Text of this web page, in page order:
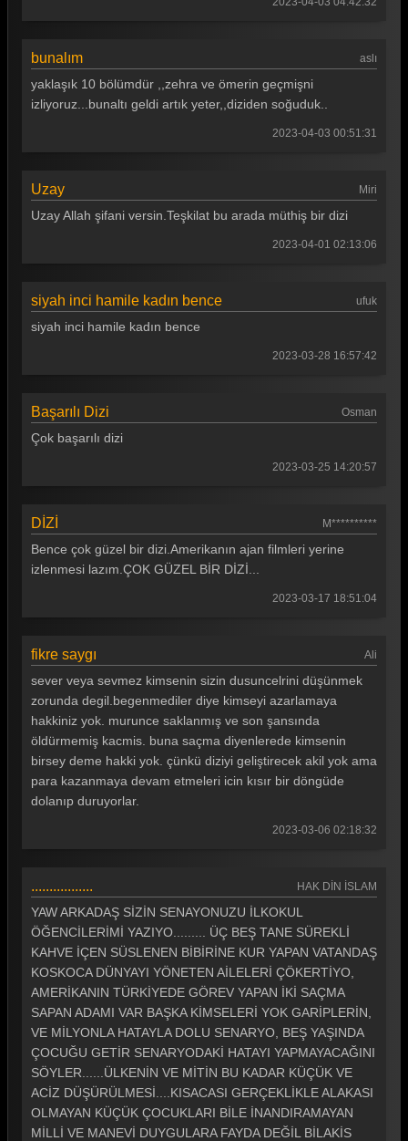
bunalım aslı
yaklaşık 10 bölümdür ,,zehra ve ömerin geçmişni
izliyoruz...bunaltı geldi artık yeter,,diziden soğuduk..
2023-04-03 00:51:31
Uzay Miri
Uzay Allah şifani versin.Teşkilat bu arada müthiş bir dizi
2023-04-01 02:13:06
siyah inci hamile kadın bence ufuk
siyah inci hamile kadın bence
2023-03-28 16:57:42
Başarılı Dizi Osman
Çok başarılı dizi
2023-03-25 14:20:57
DİZİ M**********
Bence çok güzel bir dizi.Amerikanın ajan filmleri yerine
izlenmesi lazım.ÇOK GÜZEL BİR DİZİ...
2023-03-17 18:51:04
fikre saygı Ali
sever veya sevmez kimsenin sizin dusuncelrini düşünmek
zorunda degil.begenmediler diye kimseyi azarlamaya
hakkiniz yok. murunce saklanmış ve son şansında
öldürmemiş kacmis. buna saçma diyenlerede kimsenin
birsey deme hakki yok. çünkü diziyi geliştirecek akil yok ama
para kazanmaya devam etmeleri icin kısır bir döngüde
dolanıp duruyorlar.
2023-03-06 02:18:32
................. HAK DİN İSLAM
YAW ARKADAŞ SİZİN SENAYONUZU İLKOKUL
ÖĞENCİLERİMİ YAZIYO......... ÜÇ BEŞ TANE SÜREKLİ
KAHVE İÇEN SÜSLENEN BİBİRİNE KUR YAPAN VATANDAŞ
KOSKOCA DÜNYAYI YÖNETEN AİLELERİ ÇÖKERTİYO,
AMERİKANIN TÜRKİYEDE GÖREV YAPAN İKİ SAÇMA
SAPAN ADAMI VAR BAŞKA KİMSELERİ YOK GARİPLERİN,
VE MİLYONLA HATAYLA DOLU SENARYO, BEŞ YAŞINDA
ÇOCUĞU GETİR SENARYODAKİ HATAYI YAPMAYACAĞINI
SÖYLER......ÜLKENİN VE MİTİN BU KADAR KÜÇÜK VE
ACİZ DÜŞÜRÜLMESİ....KISACASI GERÇEKLİKLE ALAKASI
OLMAYAN KÜÇÜK ÇOCUKLARI BİLE İNANDIRAMAYAN
MİLLİ VE MANEVİ DUYGULARA FAYDA DEĞİL BİLAKİS